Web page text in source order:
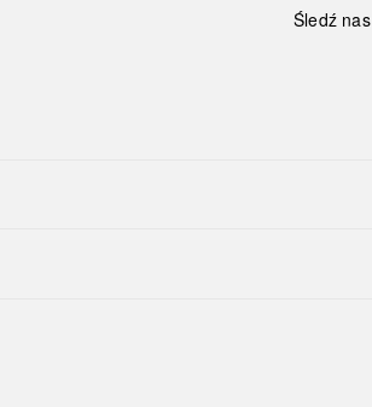
Śledź nas